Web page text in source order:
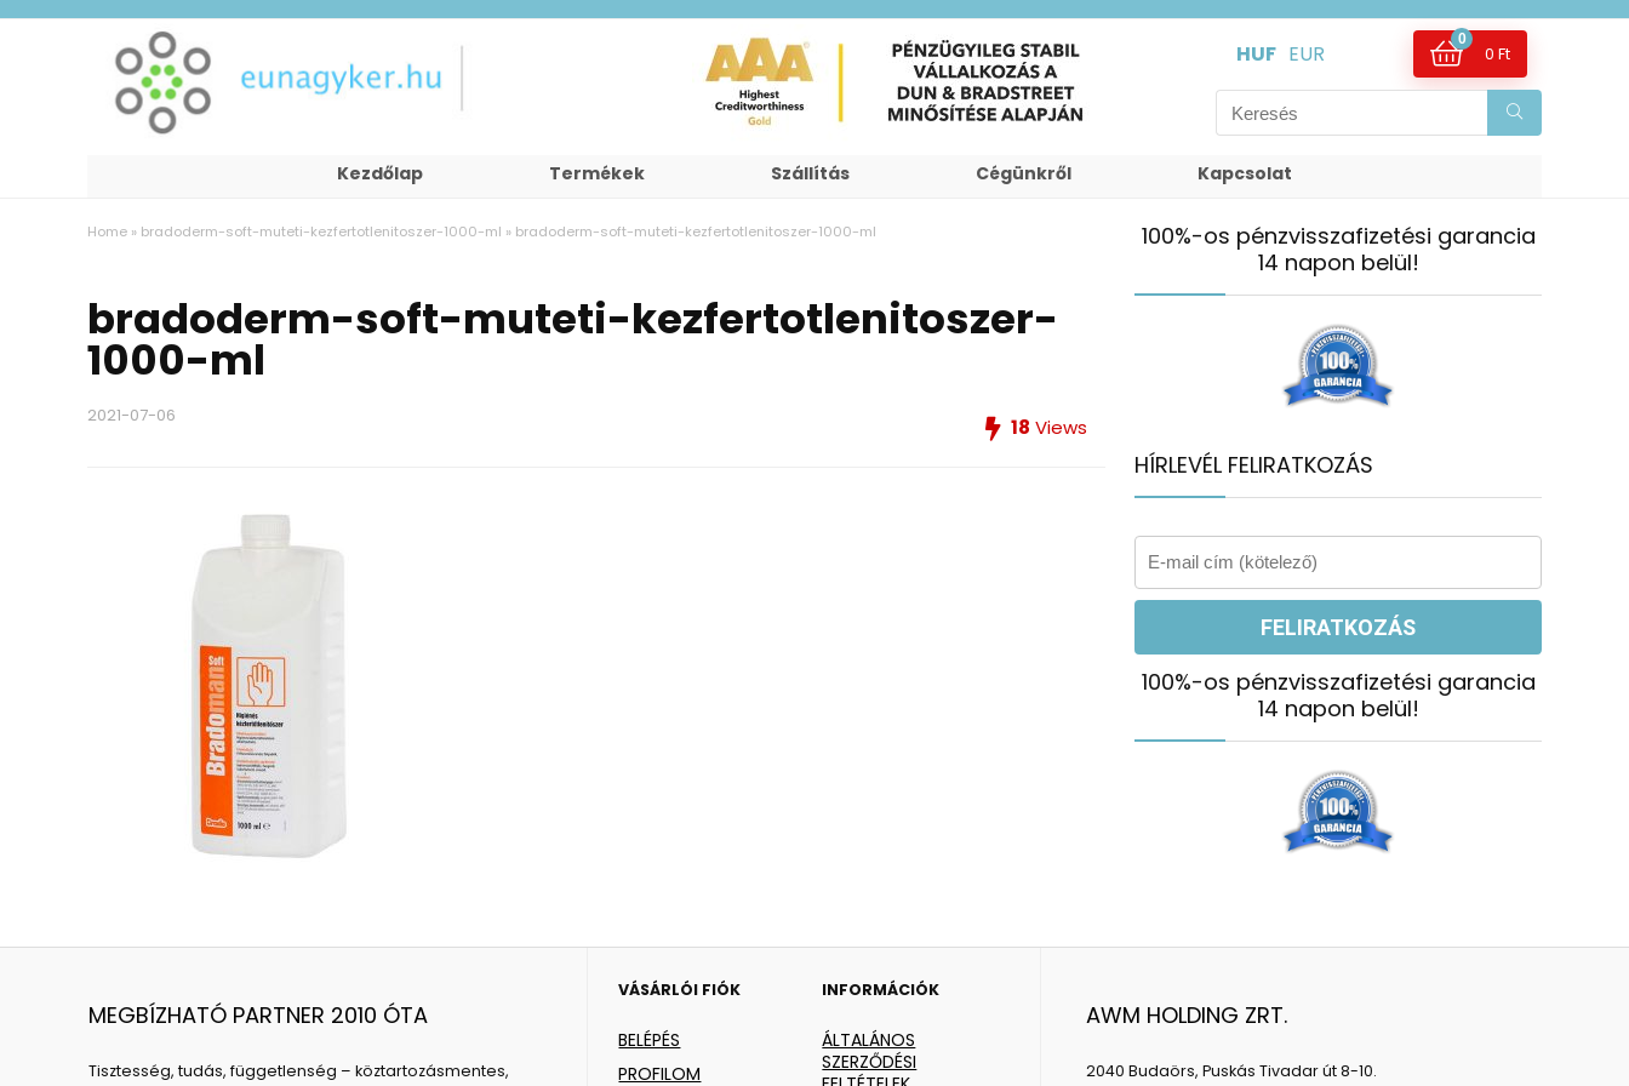
HUF EUR
0
0 Ft
Kezdőlap Termékek Szállítás Cégünkről Kapcsolat
Home » bradoderm-soft-muteti-kezfertotlenitoszer-1000-ml » bradoderm-soft-muteti-kezfertotlenitoszer-1000-ml
bradoderm-soft-muteti-kezfertotlenitoszer-
1000-ml
2021-07-06 18 Views
100%-os pénzvisszafizetési garancia
14 napon belül!
HÍRLEVÉL FELIRATKOZÁS
100%-os pénzvisszafizetési garancia
14 napon belül!
MEGBÍZHATÓ PARTNER 2010 ÓTA
Tisztesség, tudás, függetlenség – köztartozásmentes,
VÁSÁRLÓI FIÓK
BELÉPÉS
PROFILOM
INFORMÁCIÓK
ÁLTALÁNOS
SZERZŐDÉSI
AWM HOLDING ZRT.
2040 Budaörs, Puskás Tivadar út 8-10.